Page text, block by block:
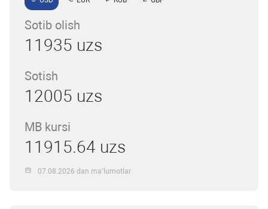
Sotib olish
11935 uzs
Sotish
12005 uzs
MB kursi
11915.64 uzs
07.08.2026 dan ma’lumotlar